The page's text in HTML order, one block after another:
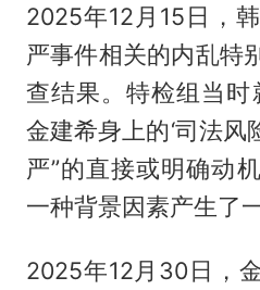
2025年12月15日，
严事件相关的内乱特
查结果。特检组当时
金建希身上的‘司法风
严”的直接或明确动
一种背景因素产生了
2025年12月30日，